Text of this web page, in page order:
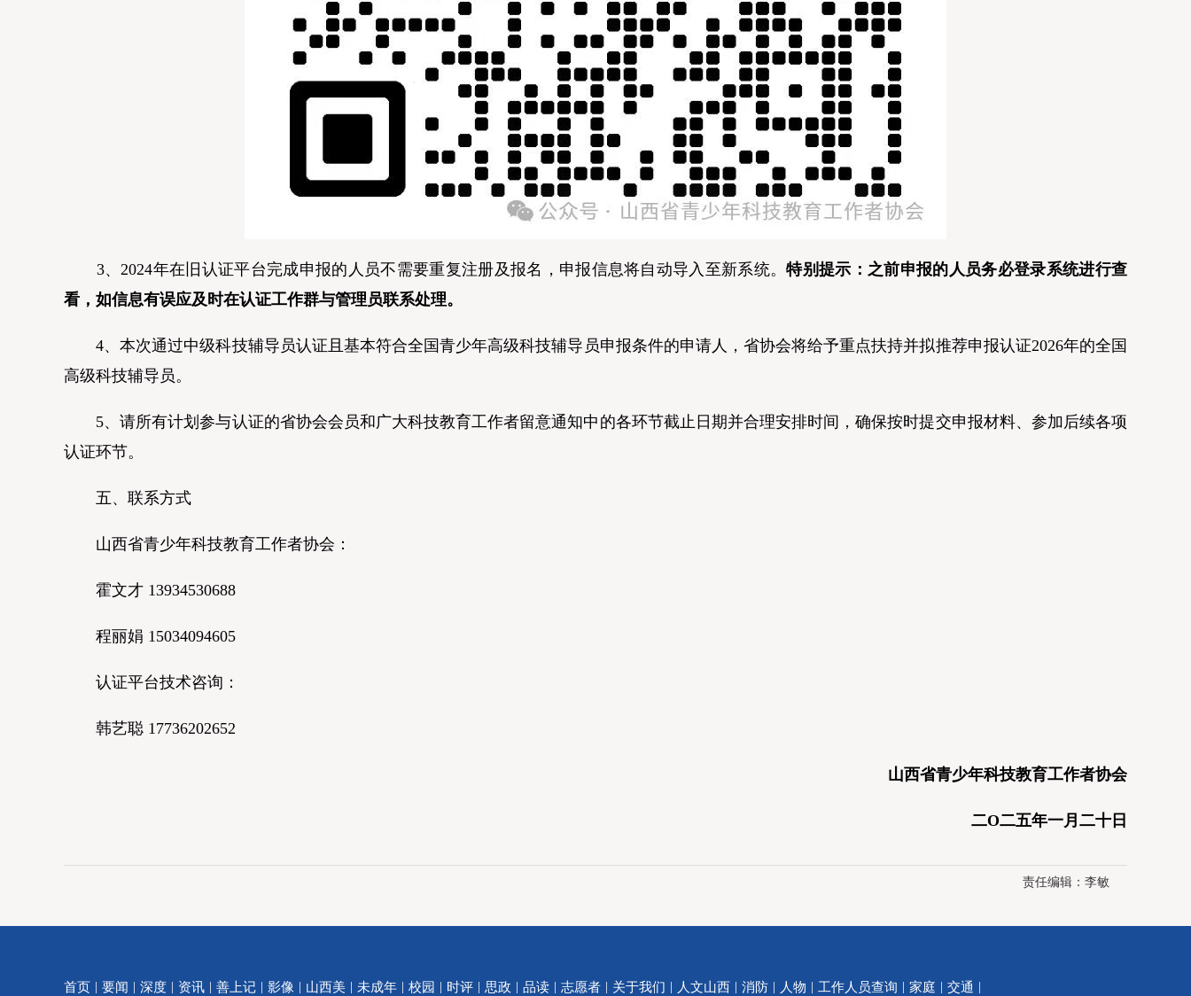
3、2024年在旧认证平台完成申报的人员不需要重复注册及报名，申报信息将自动导入至新系统。特别提示：之前申报的人员务必登录系统进行查
看，如信息有误应及时在认证工作群与管理员联系处理。
4、本次通过中级科技辅导员认证且基本符合全国青少年高级科技辅导员申报条件的申请人，省协会将给予重点扶持并拟推荐申报认证2026年的全国
高级科技辅导员。
5、请所有计划参与认证的省协会会员和广大科技教育工作者留意通知中的各环节截止日期并合理安排时间，确保按时提交申报材料、参加后续各项
认证环节。
五、联系方式
山西省青少年科技教育工作者协会：
霍文才 13934530688
程丽娟 15034094605
认证平台技术咨询：
韩艺聪 17736202652
山西省青少年科技教育工作者协会
二O二五年一月二十日
责任编辑： 李敏
首页 | 要闻 | 深度 | 资讯 | 善上记 | 影像 | 山西美 | 未成年 | 校园 | 时评 | 思政 | 品读 | 志愿者 | 关于我们 | 人文山西 | 消防 | 人物 | 工作人员查询 | 家庭 | 交通 |